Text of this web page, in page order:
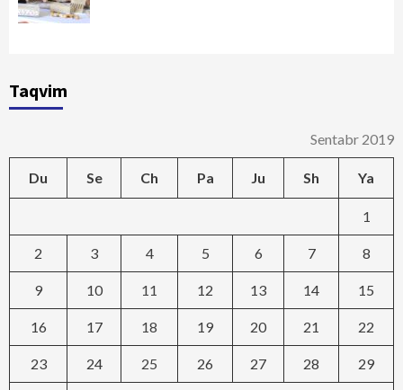
Taqvim
Sentabr 2019
Du Se Ch Pa Ju Sh Ya
1
2 3 4 5 6 7 8
9 10 11 12 13 14 15
16 17 18 19 20 21 22
23 24 25 26 27 28 29